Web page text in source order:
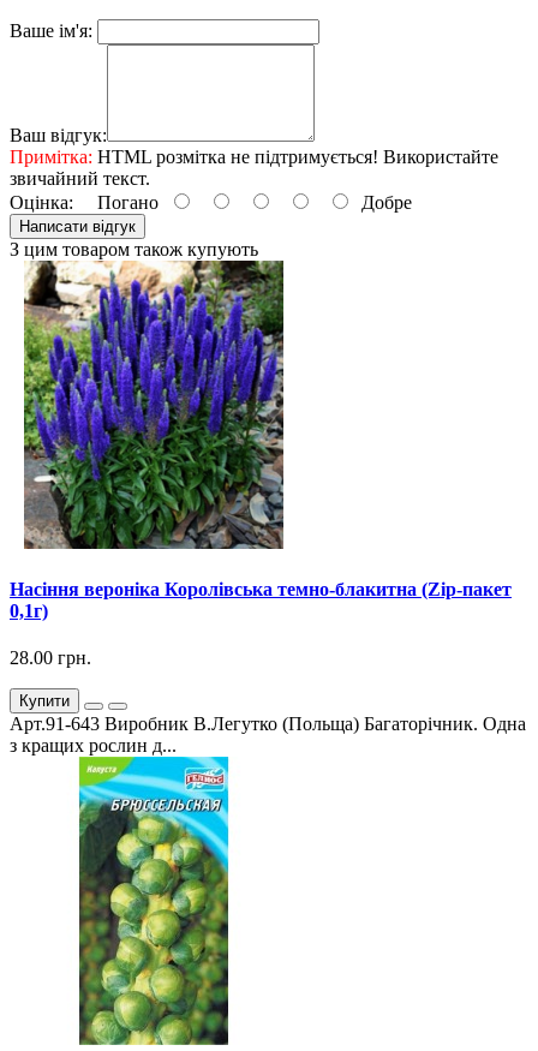
Ваше ім'я:
Ваш відгук:
Примітка: HTML розмітка не підтримується! Використайте
звичайний текст.
Оцінка: Погано Добре
Написати відгук
З цим товаром також купують
Насіння вероніка Королівська темно-блакитна (Zip-пакет
0,1г)
28.00 грн.
Купити
Арт.91-643 Виробник В.Легутко (Польща) Багаторічник. Одна
з кращих рослин д...